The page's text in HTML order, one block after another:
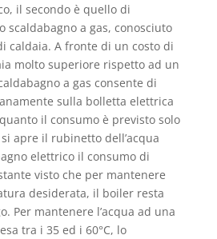
il secondo è quello di
scaldabagno a gas, conosciuto
caldaia. A fronte di un costo di
molto superiore rispetto ad un
a gas consente di
sulla bolletta elettrica
il consumo è previsto solo
apre il rubinetto dell’acqua
elettrico il consumo di
visto che per mantenere
desiderata, il boiler resta
Per mantenere l’acqua ad una
tra i 35 ed i 60°C, lo